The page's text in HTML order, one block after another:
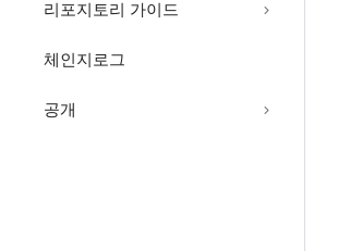
리포지토리 가이드
체인지로그
공개